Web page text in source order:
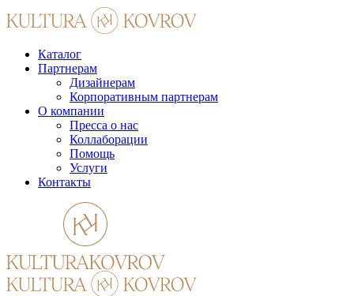
Каталог
Партнерам
Дизайнерам
Корпоративным партнерам
О компании
Пресса о нас
Коллаборации
Помощь
Услуги
Контакты